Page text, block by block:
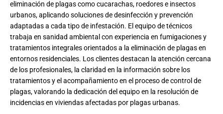
eliminación de plagas como cucarachas, roedores e insectos
urbanos, aplicando soluciones de desinfección y prevención
adaptadas a cada tipo de infestación. El equipo de técnicos
trabaja en sanidad ambiental con experiencia en fumigaciones y
tratamientos integrales orientados a la eliminación de plagas en
entornos residenciales. Los clientes destacan la atención cercana
de los profesionales, la claridad en la información sobre los
tratamientos y el acompañamiento en el proceso de control de
plagas, valorando la dedicación del equipo en la resolución de
incidencias en viviendas afectadas por plagas urbanas.